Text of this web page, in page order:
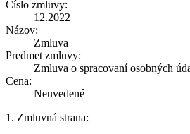
Číslo zmluvy:
12.2022
Názov:
Zmluva
Predmet zmluvy:
Zmluva o spracovaní osobných
Cena:
Neuvedené
1. Zmluvná strana: